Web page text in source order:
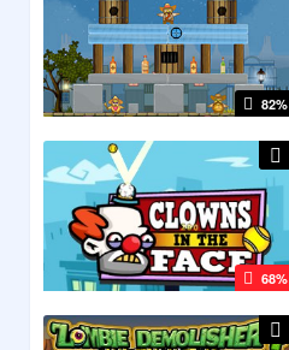
82%
68%